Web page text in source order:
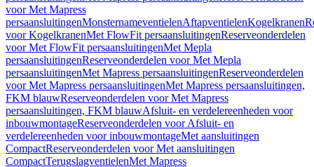
voor Met Mapress
persaansluitingenMonsternameventielenAftapventielenKogelkranen
voor KogelkranenMet FlowFit persaansluitingenReserveonderdelen
voor Met FlowFit persaansluitingenMet Mepla
persaansluitingenReserveonderdelen voor Met Mepla
persaansluitingenMet Mapress persaansluitingenReserveonderdelen
voor Met Mapress persaansluitingenMet Mapress persaansluitingen,
FKM blauwReserveonderdelen voor Met Mapress
persaansluitingen, FKM blauwAfsluit- en verdelereenheden voor
inbouwmontageReserveonderdelen voor Afsluit- en
verdelereenheden voor inbouwmontageMet aansluitingen
CompactReserveonderdelen voor Met aansluitingen
CompactTerugslagventielenMet Mapress